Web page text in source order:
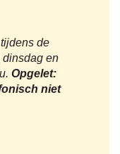
de
dinsdag en
Opgelet:
niet